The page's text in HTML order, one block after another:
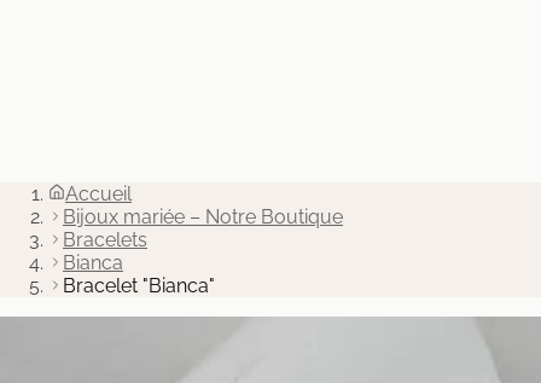
Bracelet "Bianca"
120.00 €
Accueil
Bijoux mariée – Notre Boutique
Bracelets
Bianca
Bracelet "Bianca"